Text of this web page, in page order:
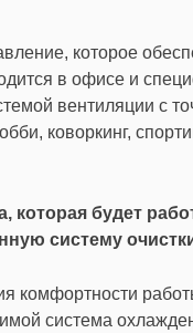
которое
в офисе и
вентиляции с
коворкинг,
которая будет
систему
комфортности
система